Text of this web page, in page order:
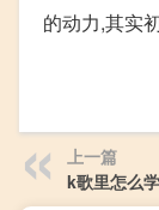
的动力,其实
上一篇
k歌里怎么